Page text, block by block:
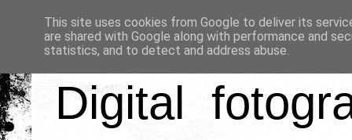
Digital
This site uses cookies from Google to deliver its
are shared with Google along with performance and
statistics, and to detect and address abuse.